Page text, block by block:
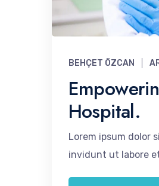
BEHÇET ÖZCAN
Hospital.
Lorem ipsum dolor
invidunt ut labore